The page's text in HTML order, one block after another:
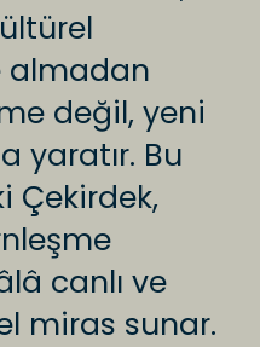
almadan
değil, yeni
yaratır. Bu
Çekirdek,
canlı ve
miras sunar.